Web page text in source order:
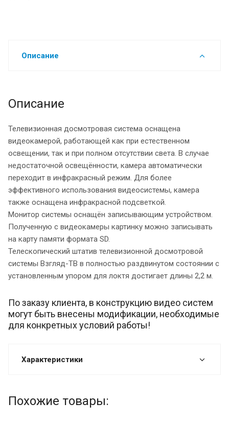
Описание
Описание
Телевизионная досмотровая система оснащена
видеокамерой, работающей как при естественном
освещении, так и при полном отсутствии света. В случае
недостаточной освещённости, камера автоматически
переходит в инфракрасный режим. Для более
эффективного использования видеосистемы, камера
также оснащена инфракрасной подсветкой.
Монитор системы оснащён записывающим устройством.
Полученную с видеокамеры картинку можно записывать
на карту памяти формата SD.
Телескопический штатив телевизионной досмотровой
системы Взгляд-ТВ в полностью раздвинутом состоянии с
установленным упором для локтя достигает длины 2,2 м.
По заказу клиента, в конструкцию видео систем
могут быть внесены модификации, необходимые
для конкретных условий работы!
Характеристики
Похожие товары: